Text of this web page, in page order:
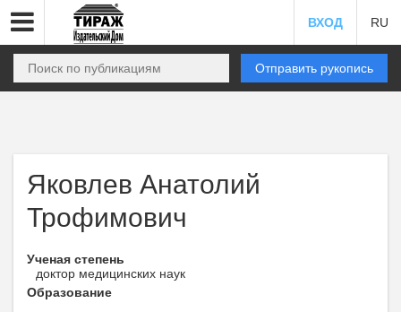
ВХОД RU
Отправить рукопись
Яковлев Анатолий
Трофимович
Ученая степень
доктор медицинских наук
Образование